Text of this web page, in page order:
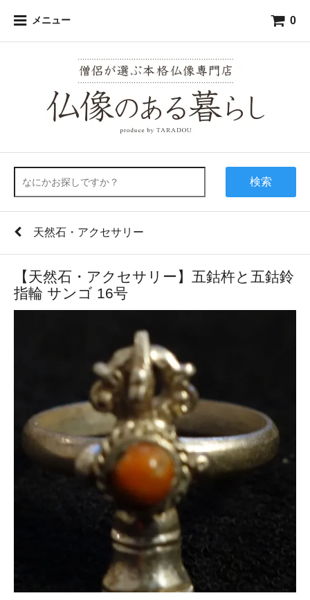
メニュー 0
検索
天然石・アクセサリー
【天然石・アクセサリー】五鈷杵と五鈷鈴
指輪 サンゴ 16号